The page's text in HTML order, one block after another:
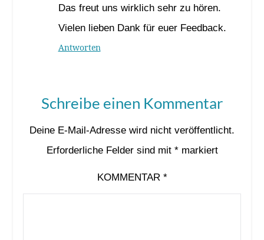
Das freut uns wirklich sehr zu hören.
Vielen lieben Dank für euer Feedback.
Antworten
Schreibe einen Kommentar
Deine E-Mail-Adresse wird nicht veröffentlicht.
Erforderliche Felder sind mit *markiert
KOMMENTAR *